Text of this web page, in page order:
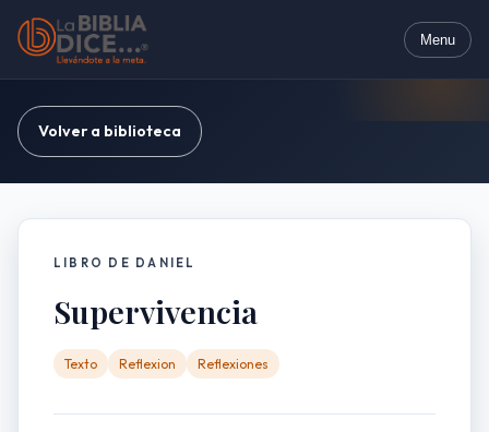
Menu
Volver a biblioteca
LIBRO DE DANIEL
Supervivencia
Texto Reflexion Reflexiones